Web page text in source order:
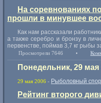
На соревнованиях
прошли в минувшее
Как нам рассказали
а также серебро и бронзу в
первенстве, поймав 3,7 кг рыбы
Просмотрели 7646 •
Понедельник, 29 мая
29 мая 2006 - Рыболовный
Рейтинг второго